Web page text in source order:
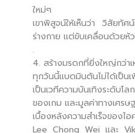
ใหม่ๆ
เขาพิสูจน์ให้เห็นว่า วิสัยทั
ร่างกาย แต่ขับเคลื่อนด้วยหั
.
4. สร้างมรดกที่ยิ่งใหญ่กว่า
ทุกวันนี้แบดมินตันไม่ได้เป็
เป็นเวทีความบันเทิงระดับโ
ของเกม และมูลค่าทางเศรษ
เบื้องหลังความสำเร็จของ
Lee Chong Wei และ